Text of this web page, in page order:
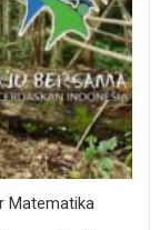
Matematika